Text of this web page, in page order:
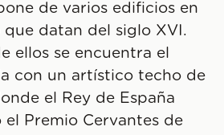
de varios edificios en
datan del siglo XVI.
ellos se encuentra el
con un artístico techo de
el Rey de España
Premio Cervantes de